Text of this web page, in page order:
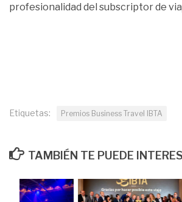
profesionalidad del subscriptor de
Etiquetas: Premios Business Travel IBTA
TAMBIÉN TE PUEDE